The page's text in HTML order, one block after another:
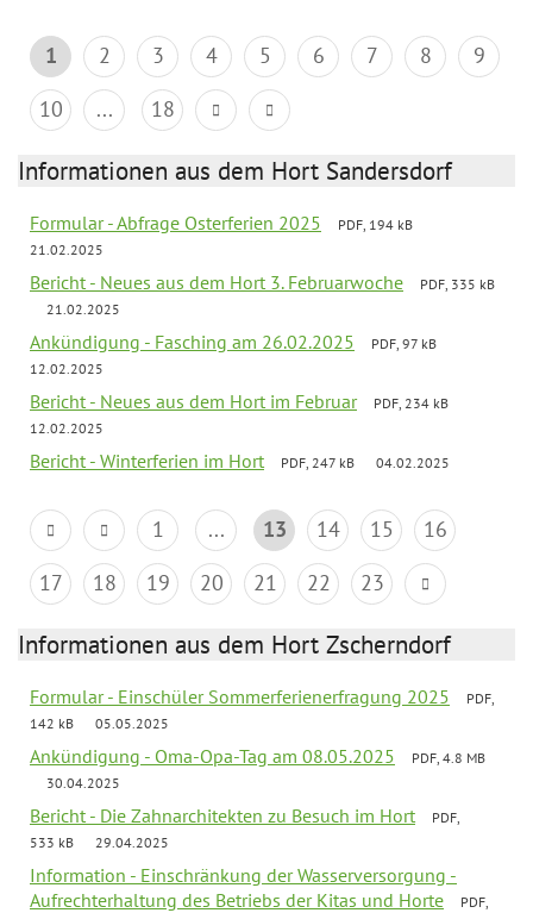
1 2 3 4 5 6 7 8
9
10
... 18
Informationen aus dem Hort Sandersdorf
Formular - Abfrage Osterferien 2025
PDF, 194 kB
21.02.2025
Bericht - Neues aus dem Hort 3. Februarwoche
PDF, 335 kB
21.02.2025
Ankündigung - Fasching am 26.02.2025
PDF, 97 kB
12.02.2025
Bericht - Neues aus dem Hort im Februar
PDF, 234 kB
12.02.2025
Bericht - Winterferien im Hort PDF, 247 kB 04.02.2025
1 ... 13 14 15
16
17
18 19 20 21 22 23
Informationen aus dem Hort Zscherndorf
Formular - Einschüler Sommerferienerfragung 2025
PDF,
142 kB
05.05.2025
Ankündigung - Oma-Opa-Tag am 08.05.2025
PDF, 4.8 MB
30.04.2025
Bericht - Die Zahnarchitekten zu Besuch im Hort
PDF,
533 kB
29.04.2025
Information - Einschränkung der Wasserversorgung -
Aufrechterhaltung des Betriebs der Kitas und Horte
PDF,